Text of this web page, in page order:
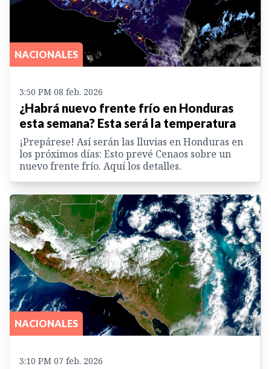
NACIONALES
3:50 PM 08 feb. 2026
¿Habrá nuevo frente frío en Honduras
esta semana? Esta será la temperatura
¡Prepárese! Así serán las lluvias en Honduras en
los próximos días: Esto prevé Cenaos sobre un
nuevo frente frío. Aquí los detalles.
NACIONALES
3:10 PM 07 feb. 2026